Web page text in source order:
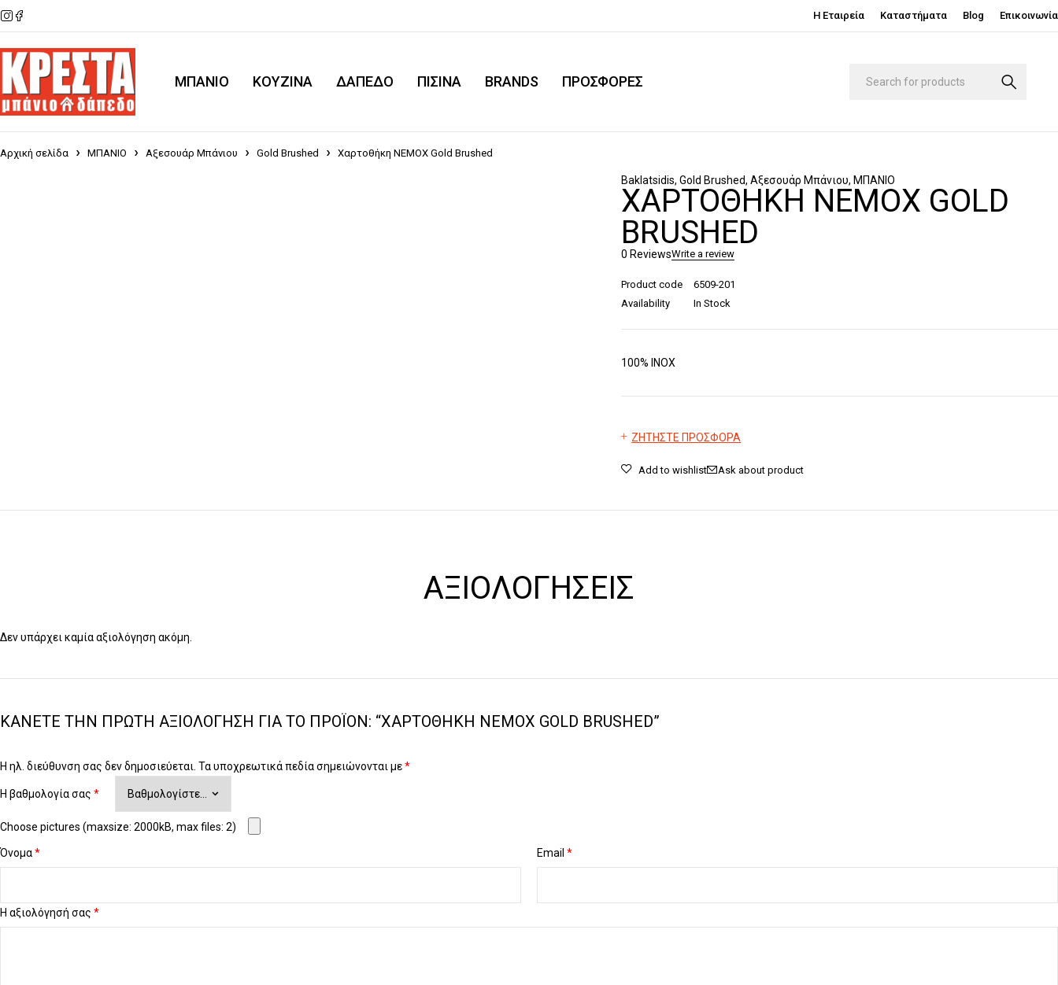
Η Εταιρεία Καταστήματα Blog Επικοινωνία
ΜΠΑΝΙΟ KOYZINA ΔΑΠΕΔΟ ΠΙΣΙΝΑ BRANDS ΠΡΟΣΦΟΡΕΣ
Αρχική σελίδα ΜΠΑΝΙΟ Αξεσουάρ Μπάνιου Gold Brushed Χαρτοθήκη NEMOX Gold Brushed
Baklatsidis,Gold Brushed,Αξεσουάρ Μπάνιου, ΜΠΑΝΙΟ
ΧΑΡΤΟΘΉΚΗ NEMOX GOLD
BRUSHED
0 ReviewsWrite a review
Product code
6509-201
Availability
In Stock
100% INOX
ΖΗΤΗΣΤΕ ΠΡΟΣΦΟΡΑ
Ask about product
ΑΞΙΟΛΟΓΉΣΕΙΣ
Δεν υπάρχει καμία αξιολόγηση ακόμη.
ΚΆΝΕΤΕ ΤΗΝ ΠΡΏΤΗ ΑΞΙΟΛΌΓΗΣΗ ΓΙΑ ΤΟ ΠΡΟΪΌΝ: “ΧΑΡΤΟΘΉΚΗ NEMOX GOLD BRUSHED”
Η ηλ. διεύθυνση σας δεν δημοσιεύεται. Τα υποχρεωτικά πεδία σημειώνονται με*
Η βαθμολογία σας *
Η αξιολόγησή σας *
Choose pictures (maxsize: 2000kB, max files: 2)
Όνομα* Email *